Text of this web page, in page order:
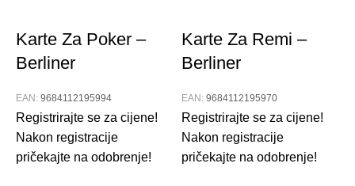
Karte Za Poker –
Berliner
EAN: 9684112195994
Registrirajte se za cijene!
Nakon registracije
pričekajte na odobrenje!
Karte Za Remi –
Berliner
EAN: 9684112195970
Registrirajte se za cijene!
Nakon registracije
pričekajte na odobrenje!